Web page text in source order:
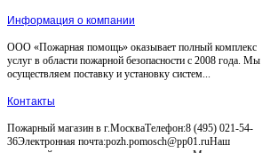
Информация о компании
ООО «Пожарная помощь» оказывает полный комплекс
услуг в области пожарной безопасности с 2008 года. Мы
осуществляем поставку и установку систем...
Контакты
Пожарный магазин в г.МоскваТелефон:8 (495) 021-54-
36Электронная почта:pozh.pomosch@pp01.ruНаш